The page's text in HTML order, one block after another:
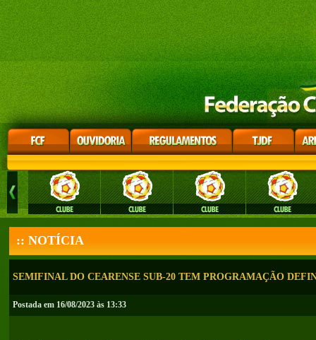
:: NOTÍCIA
SEMIFINAL DO CEARENSE SUB-20 TEM PROGRAMAÇÃO
Postada em 16/08/2023 às 13:33